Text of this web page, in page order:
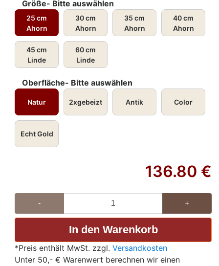
17. November (ELCA)
Gedenktag anglikanisch: 19. November
Name bedeutet: Gott ist Fülle (hebr.)
Landgräfin
* 7. Juli (?) 1207 in Sárospatak im Norden von Ungarn
(?)
† 17. November 1231 in Marburg in Hessen
Die Heilige Elisabeth ist die Schutzpatronin von
Thüringen und Hessen; der Witwen und Waisen, Bettler,
Bäcker, Sozialarbeiter und Spitzenklöpplerinnen; des
Größe- Bitte auswählen
25 cm
Ahorn
30 cm
Ahorn
35 cm
Ahorn
40 cm
Ahorn
45 cm
Linde
60 cm
Linde
Oberfläche- Bitte auswählen
Natur 2xgebeizt Antik Color
Echt Gold
136.80 €
- +
*Preis enthält MwSt. zzgl. Versandkosten
Unter 50,- € Warenwert berechnen wir einen